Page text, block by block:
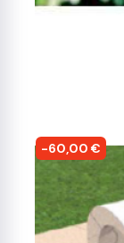
-60,00 €